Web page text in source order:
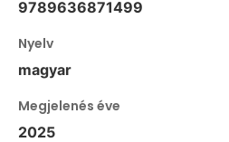
9789636871499
Nyelv
magyar
Megjelenés éve
2025